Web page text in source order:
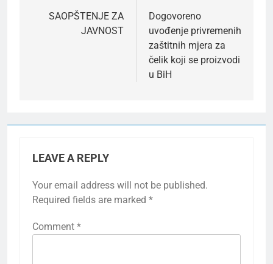
navigation
SAOPŠTENJE ZA
JAVNOST
Dogovoreno
uvođenje privremenih
zaštitnih mjera za
čelik koji se proizvodi
u BiH
LEAVE A REPLY
Your email address will not be published.
Required fields are marked *
Comment *